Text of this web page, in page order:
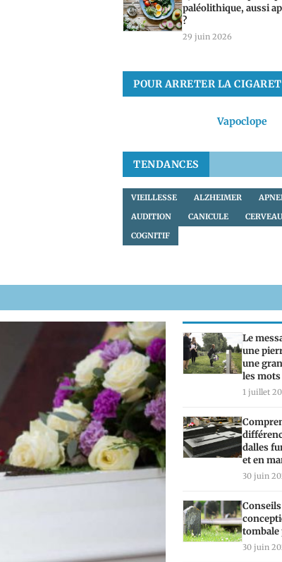
paléolithique, aussi
?
29 juin 2026
POUR ARRETER LA
Vapoclope
TENDANCES
VIEILLESSE ALZHEIMER
AUDITION
CANICULE CERVEAU
COGNITIF
Le
une
une
les
1 juillet
dalles
et en
30 juin
tombale
30 juin